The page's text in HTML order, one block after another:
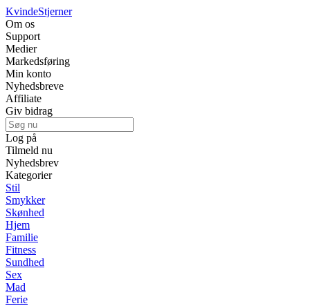
KvindeStjerner
Om os
Support
Medier
Markedsføring
Min konto
Nyhedsbreve
Affiliate
Giv bidrag
Log på
Tilmeld nu
Nyhedsbrev
Kategorier
Stil
Smykker
Skønhed
Hjem
Familie
Fitness
Sundhed
Sex
Mad
Ferie